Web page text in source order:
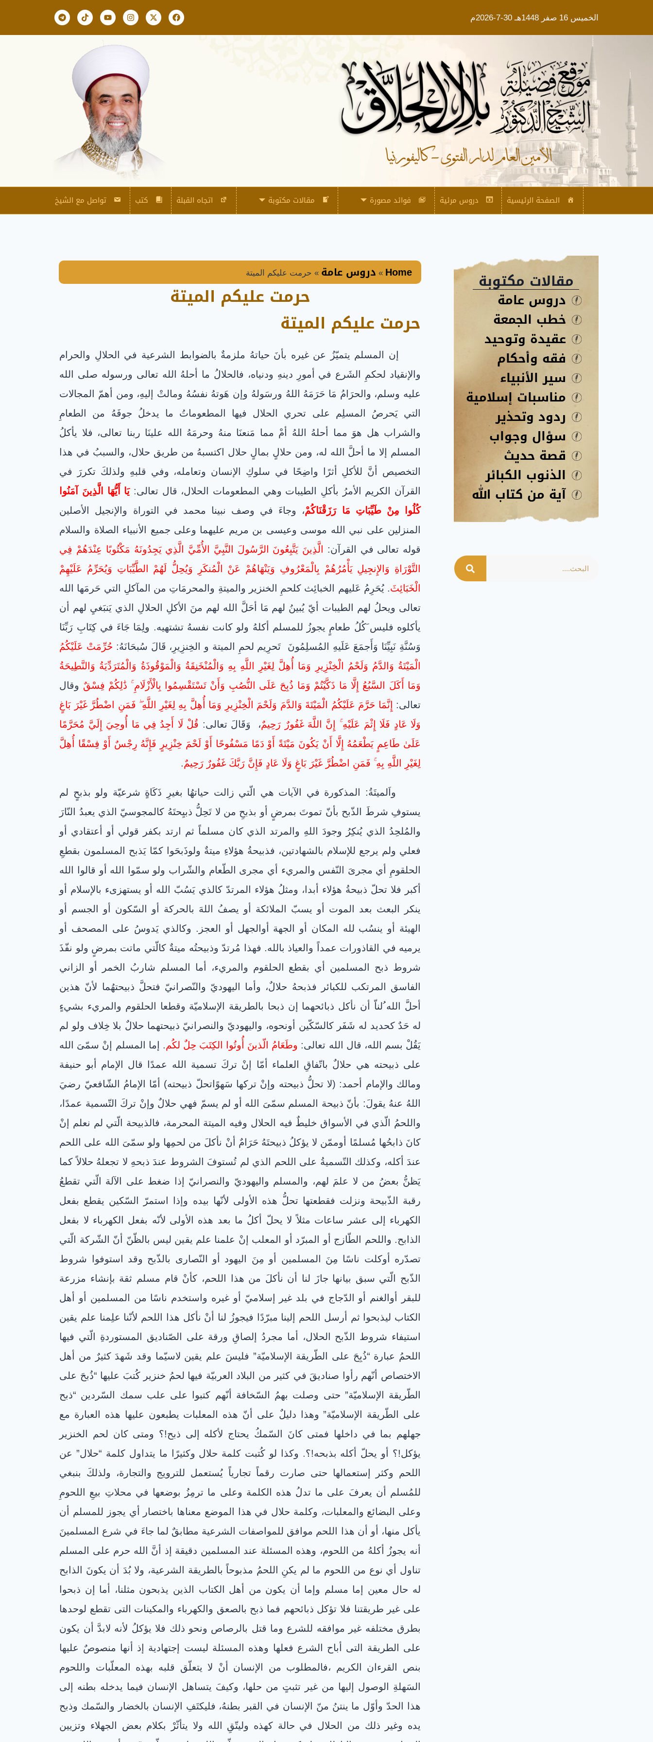
الخميس 16 صفر 1448هـ 30-7-2026م
الصفحة الرئيسية دروس مرئية فوائد مصورة مقالات مكتوبة اتجاه القبلة كتب تواصل مع الشيخ
مقالات مكتوبة
دروس عامة
خطب الجمعة
عقيدة وتوحيد
فقه وأحكام
سير الأنبياء
مناسبات إسلامية
ردود وتحذير
سؤال وجواب
قصة حديث
الذنوب الكبائر
آية من كتاب الله
حرمت عليكم الميتة
Home
» دروس عامة » حرمت عليكم الميتة
حرمت عليكم الميتة
إن المسلم يتميّزُ عن غيره بأنَ حياتهُ ملزمةٌ بالضوابط الشرعية في الحلالِ والحرام
والإنقياد لحكمِ الشَرع في أمورِ دينهِ ودنياه، فالحلالُ ما أحلهُ الله تعالى ورسوله صلى الله
عليه وسلم، والحرَامُ مَا حَرَمَهُ اللهُ ورسَولهُ وإن هَوتهُ نفسُهُ ومالتْ إليهِ، ومن أهمّ المجالات
التي يَحرصُ المسلِم على تحري الحلال فيها المطعوماتُ ما يدخلُ جوفَهُ من الطعامِ
والشراب هل هوَ مما أحلهُ اللهُ أمْ مما مَنعنَا منهُ وحرمَهُ الله علينَا ربنا تعالى، فلا يأكلُ
المسلم إلا ما أحلَّ الله له، ومن حلالٍ بمالٍ حلال اكتسبهُ من طريق حلال، والسببُ في هذا
التخصيص أنَّ للأكلِ أثرًا واضِحًا في سلوكِ الإنسان وتعامله، وفي قلبهِ ولذلكَ تكررَ في
القرآن الكريم الأمرُ بأكلِ الطيبات وهي المطعومات الحلال، قال تعالى:يَا أَيُّهَا الَّذِينَ آمَنُوا
كُلُوا مِنْ طَيِّبَاتِ مَا رَزَقْنَاكُمْ، وجاءَ في وصف نبينا محمد في التوراة والإنجيل الأصلين
المنزلين على نبي الله موسى وعيسى بن مريم عليهما وعلى جميع الأنبياء الصلاة والسلام
قوله تعالى في القرآن:
الَّذِينَ يَتَّبِعُونَ الرَّسُولَ النَّبِيَّ الأُمِّيَّ الَّذِي يَجِدُونَهُ مَكْتُوبًا عِنْدَهُمْ فِي
التَّوْرَاةِ وَالإِنجِيلِ يَأْمُرُهُمْ بِالْمَعْرُوفِ وَيَنْهَاهُمْ عَنْ الْمُنكَرِ وَيُحِلُّ لَهُمْ الطَّيِّبَاتِ وَيُحَرِّمُ عَلَيْهِمْ
الْخَبَائِثَ. يُحَرِمُ عَليهم الخبائِث كلحمِ الخنزير والميتةِ والمحرمَاتِ من المآكلِ التي حَرمَها الله
تعالى ويحلُ لهم الطيبات أيّ يُبينُ لهم مَا أحَلَّ الله لهم منَ الأكلِ الحلالِ الذي يَنبَغيِ لهم أن
يأكلوه فليس َكُلُ طعامٍ يجوزُ للمسلم أكلهُ ولو كانت نفسهُ تشتهيه. ولِمَا جَاءَ في كِتَابِ رَبِّنَا
وَسُنَّةِ نَبِيِّنَا وَأَجمَعَ عَلَيهِ المُسلِمُونَ تَحرِيم لحمِ الميتة و الخِنزِيرِ، قَالَ سُبحَانَهُ: حُرِّمَتْ عَلَيْكُمُ
الْمَيْتَةُ وَالدَّمُ وَلَحْمُ الْخِنْزِيرِ وَمَا أُهِلَّ لِغَيْرِ اللَّهِ بِهِ وَالْمُنْخَنِقَةُ وَالْمَوْقُوذَةُ وَالْمُتَرَدِّيَةُ وَالنَّطِيحَةُ
وَمَا أَكَلَ السَّبُعُ إِلَّا مَا ذَكَّيْتُمْ وَمَا ذُبِحَ عَلَى النُّصُبِ وَأَنْ تَسْتَقْسِمُوا بِالْأَزْلَامِ ۚ ذَٰلِكُمْ فِسْقٌ وقال
تعالى: إِنَّمَا حَرَّمَ عَلَيْكُمُ الْمَيْتَةَ وَالدَّمَ وَلَحْمَ الْخِنْزِيرِ وَمَا أُهِلَّ بِهِ لِغَيْرِ اللَّهِ ۖ فَمَنِ اضْطُرَّ غَيْرَ بَاغٍ
وَلَا عَادٍ فَلَا إِثْمَ عَلَيْهِ ۚ إِنَّ اللَّهَ غَفُورٌ رَحِيمٌ، وَقَالَ تعالى: قُلْ لَا أَجِدُ فِي مَا أُوحِيَ إِلَيَّ مُحَرَّمًا
عَلَىٰ طَاعِمٍ يَطْعَمُهُ إِلَّا أَنْ يَكُونَ مَيْتَةً أَوْ دَمًا مَسْفُوحًا أَوْ لَحْمَ خِنْزِيرٍ فَإِنَّهُ رِجْسٌ أَوْ فِسْقًا أُهِلَّ
لِغَيْرِ اللَّهِ بِهِ ۚ فَمَنِ اضْطُرَّ غَيْرَ بَاغٍ وَلَا عَادٍ فَإِنَّ رَبَّكَ غَفُورٌ رَحِيمٌ.
واَلميتَةُ: المذكورة في الآيات هي الّتي زالت حياتهُا بغيرِ ذَكَاةٍ شرعيّة ولو بذبحٍ لم
يستوفِ شرطَ الذّبح بأنّ تموتَ بمرضٍ أو بذبحِ من لا تَحِلُّ ذبيِحتَهُ كالمجوسيّ الذي يعبدُ النّارَ
والمُلحِدُ الذي يُنكِرُ وجودَ اللهِ والمرتد الذي كان مسلماً ثم ارتد بكفر قولي أو أعتقادي أو
فعلي ولم يرجع للإسلام بالشهادتين، فذبيحةُ هؤلاءِ ميتةٌ ولوذَبحَوا كمّا يَذبح المسلمون بقطعِ
الحلقومِ أي مجرىَ النّفس والمريء أي مجرى الطّعام والشّراب ولو سمّوا الله أو قالوا الله
أكبر فلا تحلّ ذبيحةُ هؤلاء أبدا، ومثلُ هؤلاء المرتدّ كالذي يَسُبّ الله أو يستهزىء بالإسلام أو
ينكر البعث بعد الموت أو يسبّ الملائكة أو يصفُ اللهَ بالحركة أو السّكون أو الجسم أو
الهيئة أو ينسُب لله المكان أو الجهة أوالجهل أو العجز. وكالذي يَدوسُ على المصحف أو
يرميه في القاذورات عمداً والعياذ بالله. فهذا مُرتدّ وذبيحتُه ميتةٌ كالّتي ماتت بمرضٍ ولو نفّذَ
شروط ذبح المسلمين أي بقطع الحلقوم والمريء، أما المسلم شاربُ الخمر أو الزاني
الفاسق المرتكب للكبائر فذبحهُ حلالٌ، وأما اليهوديّ والنّصرانيّ فتحلَّ ذبيحتهُما لأنّ هذين
أحلَّ الله ُلناّ أن نأكل ذبائحهما إن ذبحا بالطريقة الإسلاميّة وقطعا الحلقوم والمريء بشيءٍ
له حَدٌ كحديد له شَفَر كالسّكّين أونحوه، واليهوديّ والنصرانيّ ذبيحتهما حلالٌ بلا خِلاف ولو لم
يَقُلْ بسم الله، قال الله تعالى: وطَعَامُ الّذينَ أُوتُوا الكِتَبَ حِلٌ لكُم. إما المسلم إنْ سمّىَ الله
على ذبيحته هي حلالٌ باتّفاقِ العلماء أمّا إنْ تركَ تسمية الله عمدًا قال الإمام أبو حنيفة
ومالك والإمام أحمد: (لا تحلُّ ذبيحته وإنْ تركها سَهوًاتحلّ ذبيحته) أمّا الإمامُ الشّافعيّ رضيَ
اللهُ عنهُ يقولَ: بأنّ ذبيحة المسلم سمّىَ الله أو لم يسمّ فهي حلالٌ وإنْ تركَ التّسمية عمدًا،
واللحمُ الّذي في الأسواق خليطٌ فيه الحلال وفيه الميتة المحرمة، فالذبيحة الّتي لم نعلم إنْ
كانَ ذابحُها مُسلمًا أوممّن لا يؤكلُ ذبيحتَهُ حَرَامٌ أنْ نأكلَ من لحمِها ولو سمّىَ الله على اللحم
عندَ أكله، وكذلك التّسميةُ على اللحم الذي لم تُستوفَ الشروط عندَ ذبحهِ لا تجعلهُ حلالاً كما
يَظنُّ بعضُ من لا علمَ لهم، والمسلم واليهوديّ والنصرانيّ إذا ضغط على الآلة الّتي تقطعُ
رقبة الذّبيحة ونزلت فقطعتها تحلُّ هذه الأولى لأنّها بيده وإذا استمرّ السّكين يقطع بفعل
الكهرباء إلى عشر ساعات مثلاً لا يحلّ أكلُ ما بعد هذه الأولى لأنّه بفعل الكهرباء لا بفعل
الذابح. واللحم الطّازج أو المبرّد أو المعلب إنْ علمنا علم يقين ليس بالظّنّ أنّ الشّركة الّتي
تصدّره أوكلت ناسًا مِنَ المسلمين أو مِنَ اليهود أو النّصارى بالذّبح وقد استوفوا شروط
الذّبح الّتي سبق بيانها جازَ لنا أن نأكلَ من هذا اللحم، كأنْ قام مسلم ثقة بإنشاء مزرعة
للبقر أوالغنم أو الدّجاج في بلد غير إسلاميّ أو غيره واستخدم ناسًا من المسلمين أو أهل
الكتاب ليذبحوا ثم أرسل اللحم إلينا مبرّدًا فيجوزُ لنا أنْ نأكل هذا اللحم لأنّنا علِمنا علم يقين
استيفاء شروط الذّبح الحلال، أما مجردُ إلصاقِ ورقة على الصّناديق المستوردةِ الّتي فيها
اللحمُ عبارة “ذُبِحَ على الطّريقة الإسلاميّة” فليسَ علم يقين لاسيّما وقد شَهدَ كثيرٌ من أهل
الاختصاص أنّهم رأوا صناديقَ في كثير من البلاد العربيّة فيها لحمُ خنزير كُتبَ عليها “ذُبحَ على
الطّريقة الإسلاميّة” حتى وصلت بهمُ السّخافة أنّهم كتبوا على علب سمك السّردين “ذبح
على الطّريقة الإسلاميّة” وهذا دليلٌ على أنّ هذه المعلبات يطبعون عليها هذه العبارة مع
جهلهم بما في داخلها فمتى كانَ السّمكُ يحتاج لأكله إلى ذبح!؟ ومتى كان لحم الخنزير
يؤكل!؟ أو يحلّ أكله بذبحه!؟. وكذا لو كُتبت كلمة حلال وكثيرًا ما يتداول كلمة “حلال” عن
اللحم وكثر إستعمالها حتى صارت رقماً تجارياً يُستعمل للترويج والتجارة، ولذلكَ بنبغي
للمُسلم أن يعرفَ على ما تدلُ هذه الكلمة وعلى ما ترمِزُ بوضعها في محلاتِ بيعِ اللحومِ
وعلى البضائع والمعلبات، وكلمة حلال في هذا الموضع معناها باختصار أي يجوز للمسلم أن
يأكل منها، أو أن هذا اللحم موافق للمواصفات الشرعية مطابقٌ لما جاءَ في شرع المسلمينَ
أنه يجوزُ أكلهُ من اللحوم، وهذه المسئلة عند المسلمين دقيقة إذ أنَّ الله حرم على المسلم
تناول أي نوع من اللحوم ما لم يكنِ اللحمُ مذبوحاً بالطريقة الشرعية، ولا بُدَ أن يكونَ الذابح
له حال معين إما مسلم وإما أن يكون من أهل الكتاب الذين يذبحون مثلنا، أما إن ذبحوا
على غير طريقتنا فلا تؤكل ذبائحهم فما ذبح بالصعق والكهرباء والمكينات التى تقطع لوحدها
بطرق مختلفه غير موافقه للشرع وما قتل بالرصاص ونحو ذلك فلا يؤكلُ لأنه لابدَّ أن يكون
على الطريقة التى أباح الشرع فعلها وهذه المسئلة ليست إجتهادية إذ أنها منصوصٌ عليها
بنص القرءان الكريم ،فالمطلوب من الإنسان أنْ لا يتعلّق قلبه بهذه المعلّبات واللحوم
السَهلةِ الوصول إليها من غير تثبتٍ من حلها، وكيفَ يتساهل الإنسان فيما يدخله بطنه إلى
هذا الحدّ وأوّل ما ينتنُ منّ الإنسان في القبر بطنهُ، فليكتَفِ الإنسان بالخضار والسّمك وذبح
يده وغير ذلك من الحلال في حالة كهذه وليتّقِ الله ولا يتأثّرْ بكلام بعض الجهلاء وتزيين